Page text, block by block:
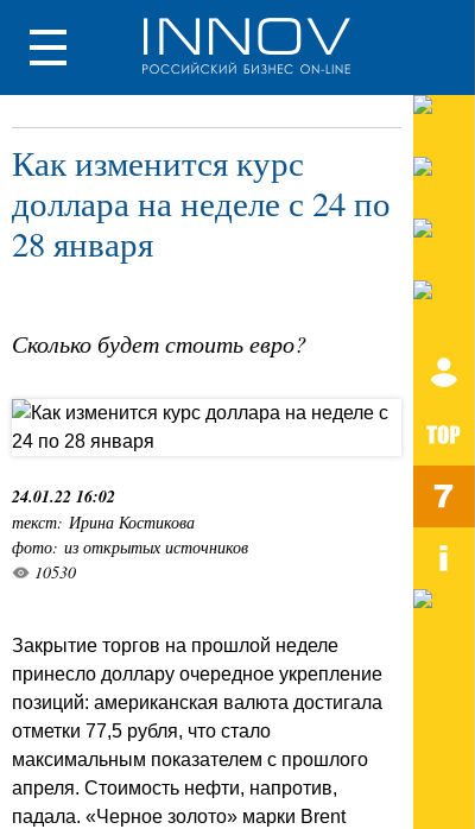
Как изменится курс
доллара на неделе с 24 по
28 января
Сколько будет стоить евро?
24.01.22 16:02
текст: Ирина Костикова
фото: из открытых источников
10530
Закрытие торгов на прошлой неделе
принесло доллару очередное укрепление
позиций: американская валюта достигала
отметки 77,5 рубля, что стало
максимальным показателем с прошлого
апреля. Стоимость нефти, напротив,
падала. «Черное золото» марки Brent